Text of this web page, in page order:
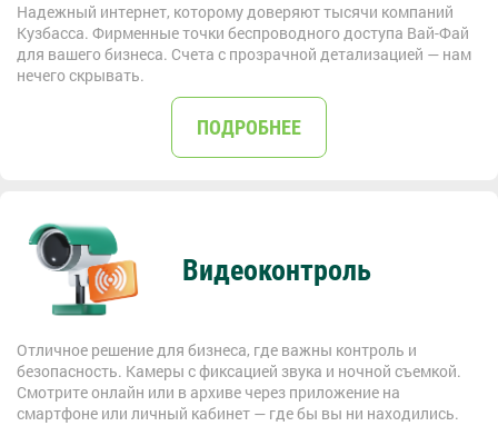
Надежный интернет, которому доверяют тысячи компаний
Кузбасса. Фирменные точки беспроводного доступа Вай-Фай
для вашего бизнеса. Счета с прозрачной детализацией — нам
нечего скрывать.
ПОДРОБНЕЕ
Видеоконтроль
Отличное решение для бизнеса, где важны контроль и
безопасность. Камеры с фиксацией звука и ночной съемкой.
Смотрите онлайн или в архиве через приложение на
смартфоне или личный кабинет — где бы вы ни находились.